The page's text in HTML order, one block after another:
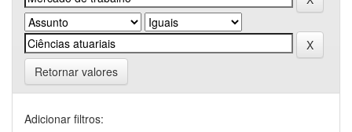
Retornar valores
Adicionar filtros: